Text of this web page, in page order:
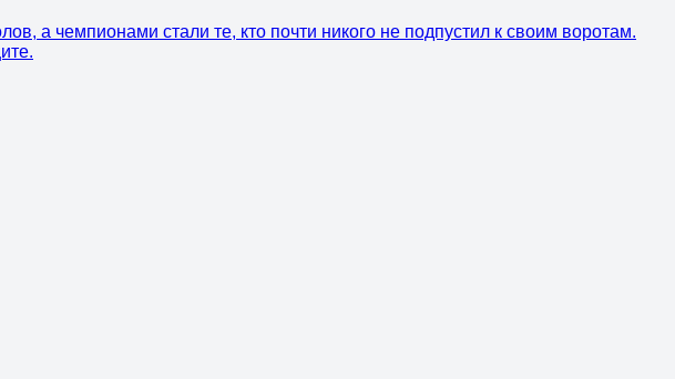
а чемпионами стали те, кто почти никого не подпустил к своим воротам.